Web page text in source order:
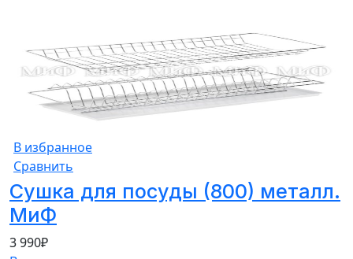
В избранное
Сравнить
Сушка для посуды (800) металл.
МиФ
3 990₽